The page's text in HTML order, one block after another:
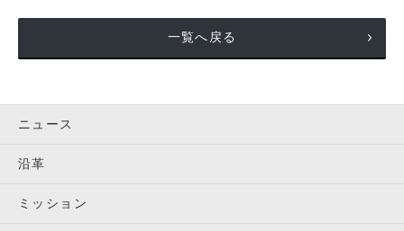
一覧へ戻る
ニュース
沿革
ミッション